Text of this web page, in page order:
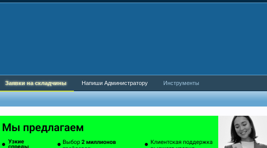
Заявки на складчины Напиши Администратору Инструменты